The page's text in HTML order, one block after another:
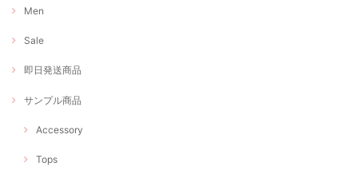
Men
Sale
即日発送商品
サンプル商品
Accessory
Tops